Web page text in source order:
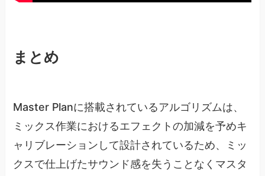
まとめ
Master Planに搭載されているアルゴリズムは、
ミックス作業におけるエフェクトの加減を予めキ
ャリブレーションして設計されているため、ミッ
クスで仕上げたサウンド感を失うことなくマスタ